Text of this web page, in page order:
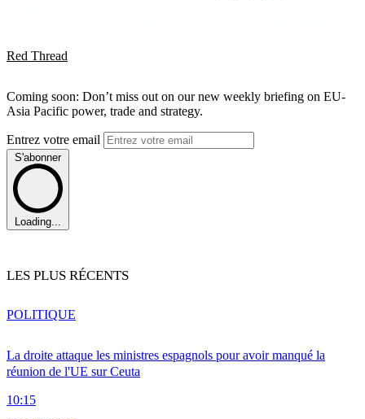
Red Thread
Coming soon: Don’t miss out on our new weekly briefing on EU-
Asia Pacific power, trade and strategy.
Entrez votre email
S'abonner
Loading...
LES PLUS RÉCENTS
La droite attaque les ministres espagnols pour avoir manqué la
réunion de l'UE sur Ceuta
10:15
POLITIQUE